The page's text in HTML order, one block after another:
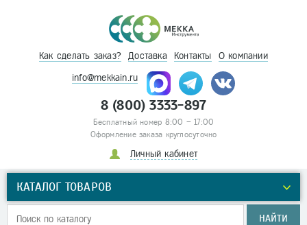
Как сделать заказ? Доставка Контакты О компании
info@mekkain.ru
8 (800) 3333-897
Бесплатный номер 8:00 – 17:00
Оформление заказа круглосуточно
Личный кабинет
КАТАЛОГ ТОВАРОВ
НАЙТИ